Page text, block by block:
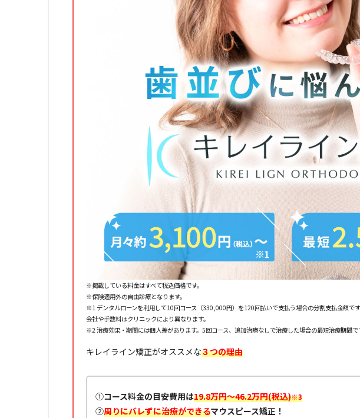
※掲載している料金はすべて税込価格です。
※保険適用外の自由診療となります。
※1 デンタルローンを利用して10回コース（330,000円）を120回払いで支払う場合の分割支払金額で
会社や手数料はクリニックにより異なります。
※2 治療効果・期間には個人差があります。5回コース、追加治療なしで治療した場合の最短治療期間で
キレイライン矯正がオススメな３つの理由
①コース料金の目安費用は19.8万円～46.2万円(税込)※3
②周りにバレずに治療ができるマウスピース矯正！